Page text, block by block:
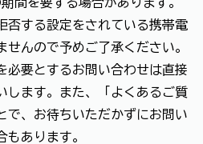
否する設定をされている携帯電
んので予めご了承ください。
必要とするお問い合わせは直接
します。また、「よくあるご質
で、お待ちいただかずにお問い
もあります。